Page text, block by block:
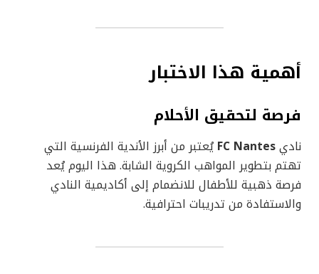
أهمية هذا الاختبار
فرصة لتحقيق الأحلام
ناديFC Nantes يُعتبر من أبرز الأندية الفرنسية التي
تهتم بتطوير المواهب الكروية الشابة. هذا اليوم يُعد
فرصة ذهبية للأطفال للانضمام إلى أكاديمية النادي
والاستفادة من تدريبات احترافية.